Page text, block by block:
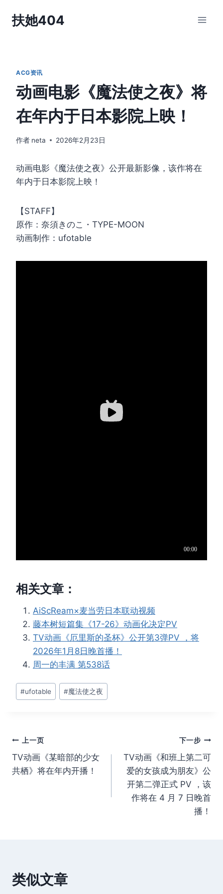
扶她404
ACG资讯
动画电影《魔法使之夜》将
在年内于日本影院上映！
作者 neta 2026年2月23日
动画电影《魔法使之夜》公开最新影像，该作将在
年内于日本影院上映！
【STAFF】
原作：奈須きのこ・TYPE-MOON
动画制作：ufotable ​​​​
相关文章：
AiScReam×麦当劳日本联动视频
藤本树短篇集《17-26》动画化决定PV
TV动画《厄里斯的圣杯》公开第3弹PV ，将
2026年1月8日晚首播！
周一的丰满 第538话
文
章
#ufotable #魔法使之夜
文
章
上一页
TV动画《某暗部的少女
共栖》将在年内开播！
下一步
TV动画《和班上第二可
爱的女孩成为朋友》公
开第二弹正式 PV ，该
作将在 4 月 7 日晚首
播！
类似文章